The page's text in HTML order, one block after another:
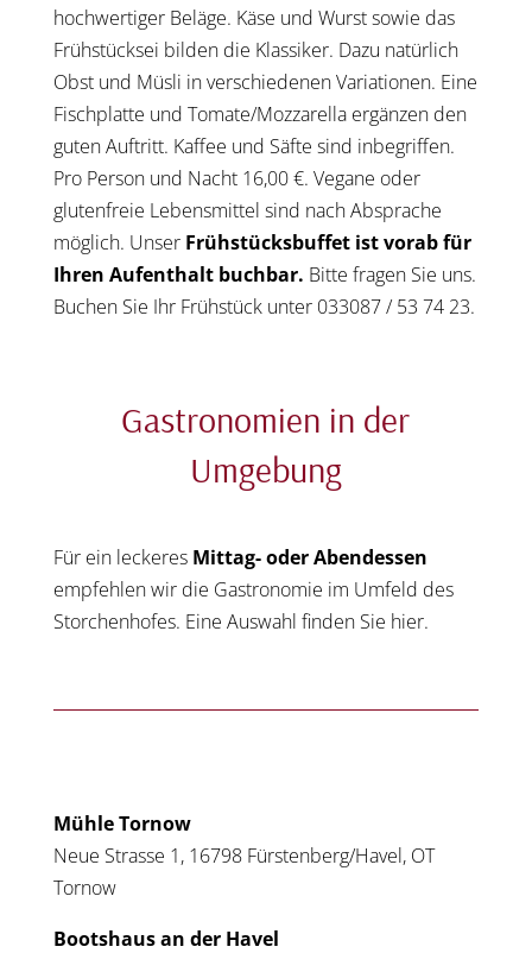
hochwertiger Beläge. Käse und Wurst sowie das
Frühstücksei bilden die Klassiker. Dazu natürlich
Obst und Müsli in verschiedenen Variationen. Eine
Fischplatte und Tomate/Mozzarella ergänzen den
guten Auftritt. Kaffee und Säfte sind inbegriffen.
Pro Person und Nacht 16,00 €. Vegane oder
glutenfreie Lebensmittel sind nach Absprache
möglich. Unser Frühstücksbuffet ist vorab für
Ihren Aufenthalt buchbar. Bitte fragen Sie uns.
Buchen Sie Ihr Frühstück unter 033087 / 53 74 23.
Gastronomien in der
Umgebung
Für ein leckeres Mittag- oder Abendessen
empfehlen wir die Gastronomie im Umfeld des
Storchenhofes. Eine Auswahl finden Sie hier.
Mühle Tornow
Neue Strasse 1, 16798 Fürstenberg/Havel, OT
Tornow
Bootshaus an der Havel